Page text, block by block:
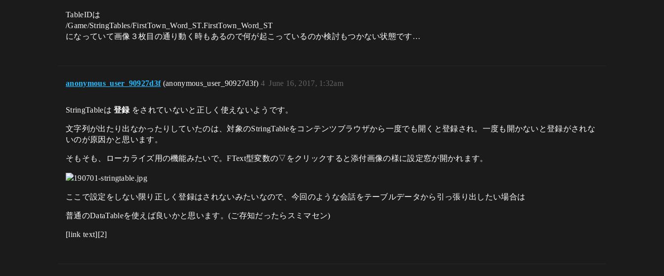
TableIDは
/Game/StringTables/FirstTown_Word_ST.FirstTown_Word_ST
になっていて画像３枚目の通り動く時もあるので何が起こっているのか検討もつかない状態です…
anonymous_user_90927d3f (anonymous_user_90927d3f) June 16, 2017, 1:32am
4
StringTableは登録をされていないと正しく使えないようです。
文字列が出たり出なかったりしていたのは、対象のStringTableをコンテンツブラウザから一度でも開くと登録され。一度も開かないと登録がされな
いのが原因かと思います。
そもそも、ローカライズ用の機能みたいで。FText型変数の▽をクリックすると添付画像の様に設定窓が開かれます。
ここで設定をしない限り正しく登録はされないみたいなので、今回のような会話をテーブルデータから引っ張り出したい場合は
普通のDataTableを使えば良いかと思います。(ご存知だったらスミマセン)
[link text][2]